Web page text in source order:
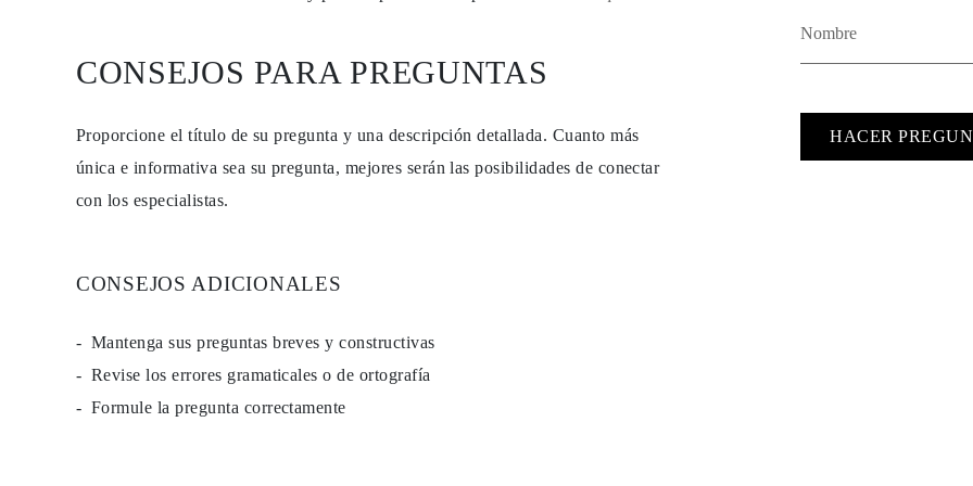
CONSEJOS PARA PREGUNTAS
Proporcione el título de su pregunta y una descripción detallada. Cuanto más
única e informativa sea su pregunta, mejores serán las posibilidades de conectar
con los especialistas.
CONSEJOS ADICIONALES
Mantenga sus preguntas breves y constructivas
Revise los errores gramaticales o de ortografía
Formule la pregunta correctamente
HACER